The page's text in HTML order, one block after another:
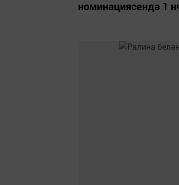
номинациясендә 1